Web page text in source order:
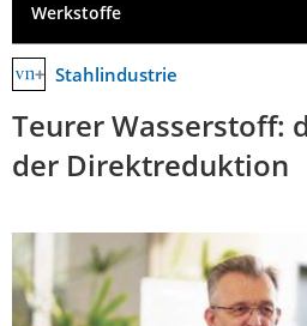
Werkstoffe
Stahlindustrie
Teurer Wasserstoff:
der Direktreduktion